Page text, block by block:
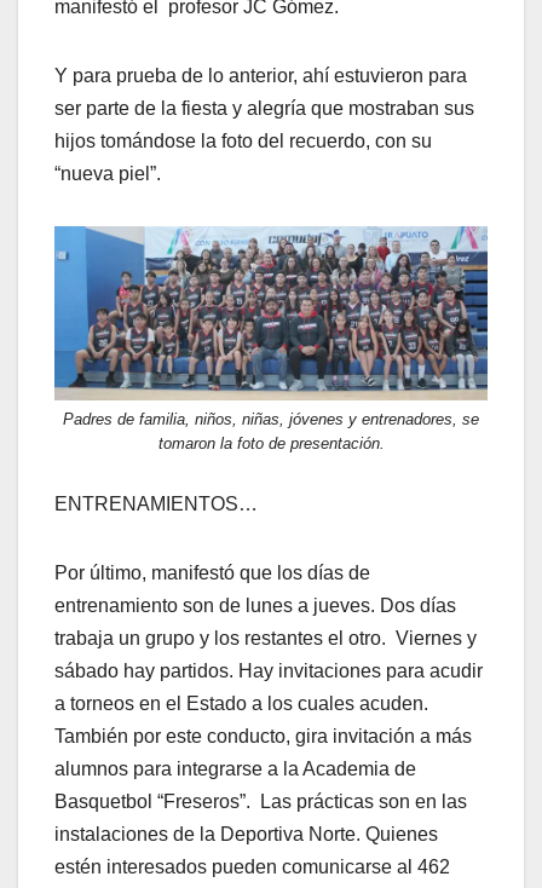
manifestó el profesor JC Gómez.
Y para prueba de lo anterior, ahí estuvieron para
ser parte de la fiesta y alegría que mostraban sus
hijos tomándose la foto del recuerdo, con su
“nueva piel”.
Padres de familia, niños, niñas, jóvenes y entrenadores, se
tomaron la foto de presentación.
ENTRENAMIENTOS…
Por último, manifestó que los días de
entrenamiento son de lunes a jueves. Dos días
trabaja un grupo y los restantes el otro. Viernes y
sábado hay partidos. Hay invitaciones para acudir
a torneos en el Estado a los cuales acuden.
También por este conducto, gira invitación a más
alumnos para integrarse a la Academia de
Basquetbol “Freseros”. Las prácticas son en las
instalaciones de la Deportiva Norte. Quienes
estén interesados pueden comunicarse al 462